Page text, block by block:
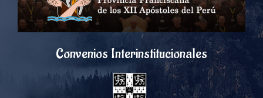
Convenios Interinstitucionales